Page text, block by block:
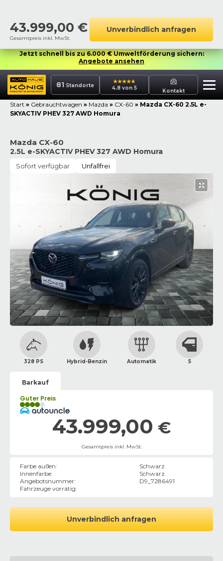
43.999,00 €
Gesamtpreis inkl. MwSt.
Unverbindlich anfragen
Jetzt schnell bis zu 6.000 € Umweltförderung sichern:
Angebote ansehen
81 Standorte 4.8 von 5 Kontakt
Start » Gebrauchtwagen » Mazda » CX-60 » Mazda CX-60 2.5L e-
SKYACTIV PHEV 327 AWD Homura
Mazda CX-60
2.5L e-SKYACTIV PHEV 327 AWD Homura
Sofort verfügbar Unfallfrei
328 PS Hybrid-Benzin Automatik 5
Barkauf
Guter Preis
43.999,00 €
Gesamtpreis inkl. MwSt.
Farbe außen:
Schwarz
Innenfarbe:
Schwarz
Angebotsnummer:
D9_7286491
Fahrzeuge vorrätig:
Unverbindlich anfragen